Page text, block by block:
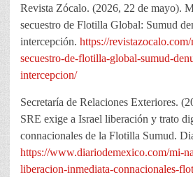
Revista Zócalo. (2026, 22 de mayo).
secuestro de Flotilla Global: Sumud
intercepción. https://
secuestro-de-flotilla-global-sumud-
intercepcion/
Secretaría de Relaciones Exteriores.
SRE exige a Israel liberación y trato
connacionales de la Flotilla Sumud.
https://www.diariodemexico.com/mi-
liberacion-inmediata-connacionales-